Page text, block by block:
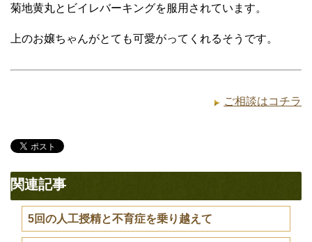
菊地黄丸とビイレバーキングを服用されています。
上のお嬢ちゃんがとても可愛がってくれるそうです。
ご相談はコチラ
関連記事
5回の人工授精と不育症を乗り越えて